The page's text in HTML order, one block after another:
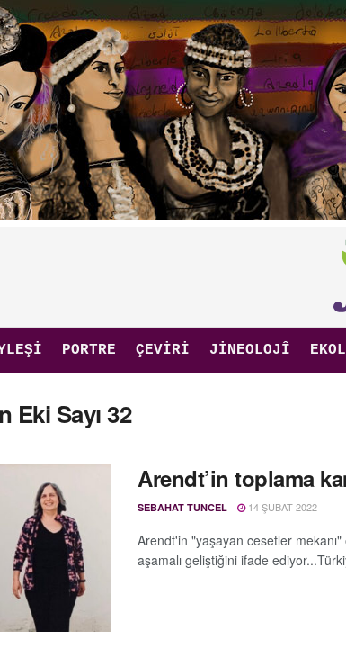
PORTRE ÇEVIRI JINEOLOJÎ
Eki Sayı 32
Arendt’in toplama
SEBAHAT TUNCEL 14 ŞUBAT 2022
Arendt'in "yaşayan cesetler
aşamalı geliştiğini ifade